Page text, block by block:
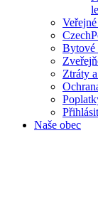
Bytové
Ztráty
Naše obec